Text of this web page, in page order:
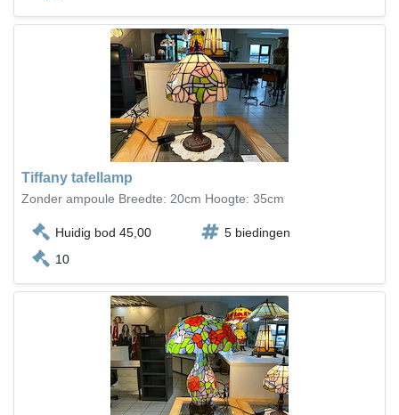
Tiffany tafellamp
Zonder ampoule Breedte: 20cm Hoogte: 35cm
Huidig bod 45,00
5 biedingen
10